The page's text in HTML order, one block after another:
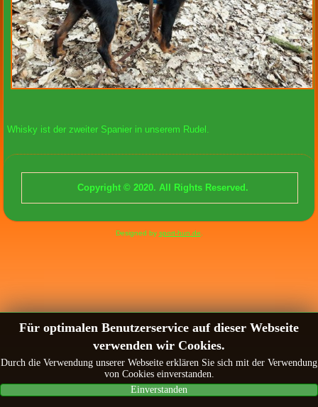
Whisky ist der zweiter Spanier in unserem Rudel.
Copyright © 2020. All Rights Reserved.
Designed by sport-hun.de
Für optimalen Benutzerservice auf dieser Webseite
verwenden wir Cookies.
Durch die Verwendung unserer Webseite erklären Sie sich mit der Verwendung
von Cookies einverstanden.
Einverstanden